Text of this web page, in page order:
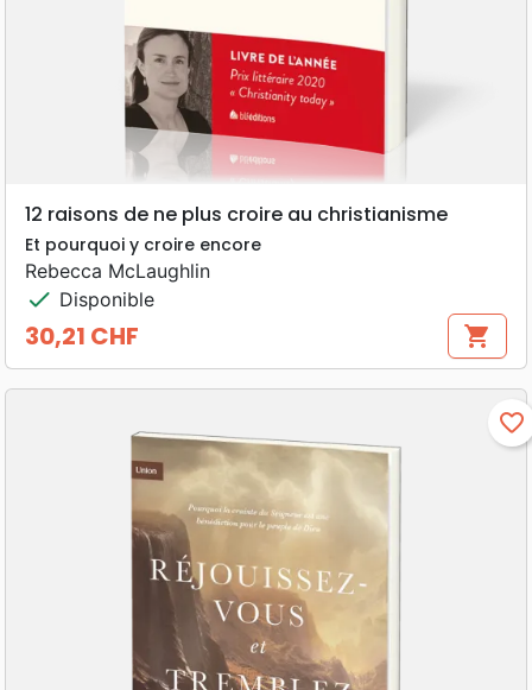
12 raisons de ne plus croire au christianisme
Et pourquoi y croire encore
Rebecca McLaughlin
check Disponible
Prix
30,21 CHF shopping_cart
favorite_border